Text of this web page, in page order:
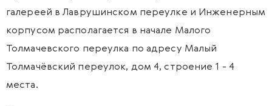
галереей в Лаврушинском переулке и Инженерным
корпусом располагается в начале Малого
Толмачевского переулка по адресу Малый
Толмачёвский переулок, дом 4, строение 1 - 4
места.